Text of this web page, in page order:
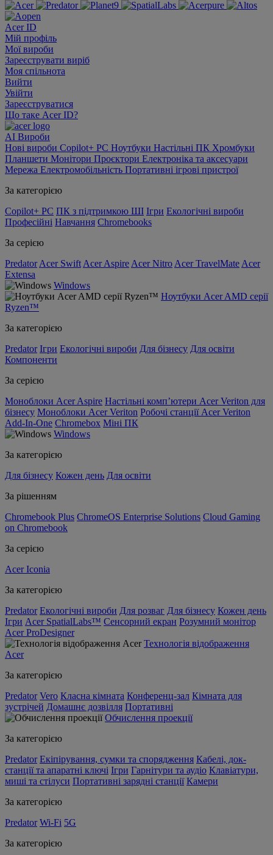
Acer ID
Мій профіль
Мої вироби
Зареєструвати виріб
Моя спільнота
Вийти
Увійти
Зареєструватися
Що таке Acer ID?
AI Вироби
Нові вироби Copilot+ PC Ноутбуки Настільні ПК Хромбуки
Планшети Монітори Проєктори Електроніка та аксесуари
Мережа Електромобільність Портативні ігрові пристрої
За категорією
Copilot+ PC ПК з підтримкою ШІ Ігри Екологічні вироби
Професійні Навчання Chromebooks
За серією
Predator Acer Swift Acer Aspire Acer Nitro Acer TravelMate Acer
Extensa
Windows
Ноутбуки Acer AMD серії
Ryzen™
За категорією
Predator Ігри Екологічні вироби Для бізнесу Для освіти
Компоненти
За серією
Моноблоки Acer Aspire Настільні комп’ютери Acer Veriton для
бізнесу Моноблоки Acer Veriton Робочі станції Acer Veriton
Add-In-One Chromebox Міні ПК
Windows
За категорією
Для бізнесу Кожен день Для освіти
За рішенням
Chromebook Plus ChromeOS Enterprise Solutions Cloud Gaming
on Chromebook
За серією
Acer Iconia
За категорією
Predator Екологічні вироби Для розваг Для бізнесу Кожен день
Ігри Acer SpatialLabs™ Сенсорний екран Розумний монітор
Acer ProDesigner
Технологія відображення
Acer
За категорією
Predator Vero Класна кімната Конференц-зал Кімната для
зустрічей Домашнє дозвілля Портативні
Обчислення проекції
За категорією
Predator Екіпірування, сумки та спорядження Кабелі, док-
станції та апаратні ключі Ігри Гарнітури та аудіо Клавіатури,
миші та стілуси Портативні зарядні станції Камери
За категорією
Predator Wi-Fi 5G
За категорією